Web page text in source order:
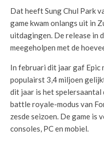
Dat heeft Sung Chul Park
game kwam onlangs uit in
uitdagingen. De release in
meegeholpen met de
In februari dit jaar gaf Epic
populairst 3,4 miljoen
dit jaar is het spelersaantal
battle royale-modus van
zesde seizoen. De game is
consoles, PC en mobiel.